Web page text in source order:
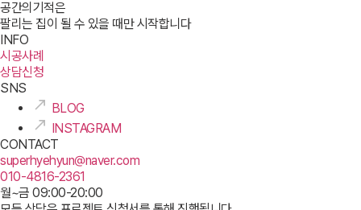
공간의기적은
팔리는 집이 될 수 있을 때만 시작합니다
INFO
시공사례
상담신청
SNS
BLOG
INSTAGRAM
CONTACT
superhyehyun@naver.com
010-4816-2361
월~금 09:00-20:00